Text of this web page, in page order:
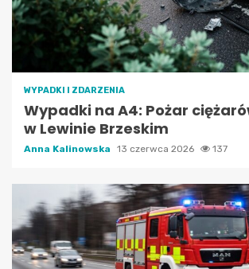
WYPADKI I ZDARZENIA
Wypadki na A4: Pożar
w Lewinie Brzeskim
Anna Kalinowska 13 czerwca 2026 137